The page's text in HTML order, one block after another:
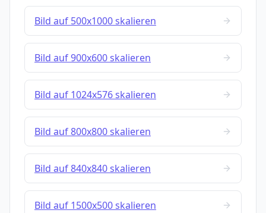
Bild auf 500x1000 skalieren
Bild auf 900x600 skalieren
Bild auf 1024x576 skalieren
Bild auf 800x800 skalieren
Bild auf 840x840 skalieren
Bild auf 1500x500 skalieren